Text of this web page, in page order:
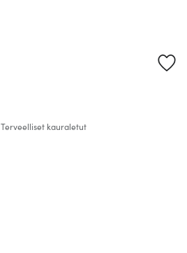
Terveelliset kauraletut